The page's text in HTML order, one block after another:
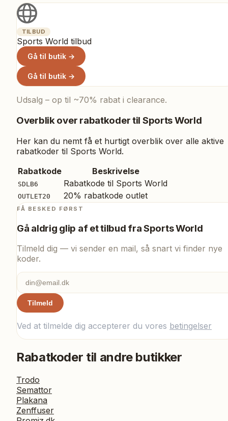
TILBUD
Sports World tilbud
Gå til butik →
Gå til butik →
Udsalg – op til ~70% rabat i clearance.
Overblik over rabatkoder til Sports World
Her kan du nemt få et hurtigt overblik over alle aktive
rabatkoder til Sports World.
Rabatkode
Beskrivelse
SDLB6 Rabatkode til Sports World
OUTLET20 20% rabatkode outlet
FÅ BESKED FØRST
Gå aldrig glip af et tilbud fraSports World
Tilmeld dig — vi sender en mail, så snart vi finder nye
koder.
Tilmeld
Ved at tilmelde dig accepterer du vores betingelser
Rabatkoder til andre butikker
Trodo
Semattor
Plakana
Zenffuser